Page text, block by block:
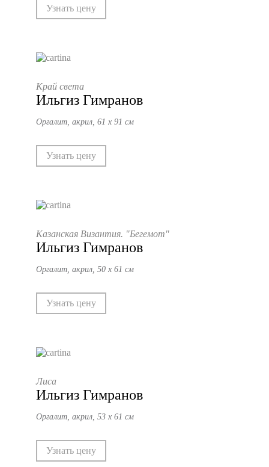
Узнать цену
Край света
Ильгиз Гимранов
Оргалит, акрил, 61 х 91 см
Узнать цену
Казанская Византия. "Бегемот"
Ильгиз Гимранов
Оргалит, акрил, 50 х 61 см
Узнать цену
Лиса
Ильгиз Гимранов
Оргалит, акрил, 53 х 61 см
Узнать цену